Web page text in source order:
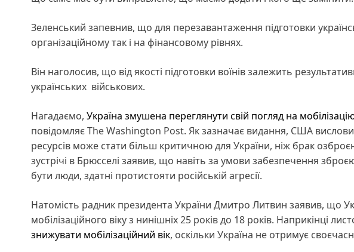
Зеленський запевнив, що для перезавантаження підготовки
організаційному так і на фінансовому рівнях.
Він наголосив, що від якості підготовки воїнів залежить
українських військових.
Нагадаємо, Україна змушена переглянути свій погляд на
повідомляє The Washington Post. Як зазначає видання, США
ресурсів може стати більш критичною для України, ніж брак
зустрічі в Брюсселі заявив, що навіть за умови забезпечення
бути люди, здатні протистояти російській агресії.
Натомість радник президента України Дмитро Литвин заявив, що
мобілізаційного віку з нинішніх 25 років до 18 років. Наприкінці
знижувати мобілізаційний вік, оскільки Україна не отримує